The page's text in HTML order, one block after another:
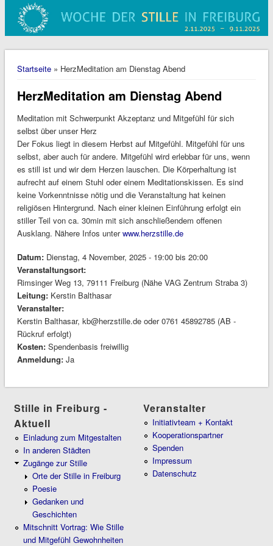
Sie sind hier
Startseite» HerzMeditation am Dienstag Abend
HerzMeditation am Dienstag Abend
Meditation mit Schwerpunkt Akzeptanz und Mitgefühl für sich
selbst über unser Herz
Der Fokus liegt in diesem Herbst auf Mitgefühl. Mitgefühl für uns
selbst, aber auch für andere. Mitgefühl wird erlebbar für uns, wenn
es still ist und wir dem Herzen lauschen. Die Körperhaltung ist
aufrecht auf einem Stuhl oder einem Meditationskissen. Es sind
keine Vorkenntnisse nötig und die Veranstaltung hat keinen
religiösen Hintergrund. Nach einer kleinen Einführung erfolgt ein
stiller Teil von ca. 30min mit sich anschließendem offenen
Ausklang. Nähere Infos unterwww.herzstille.de
Datum: Dienstag, 4 November, 2025 - 19:00bis 20:00
Veranstaltungsort:
Rimsinger Weg 13, 79111 Freiburg (Nähe VAG Zentrum Straba 3)
Leitung: Kerstin Balthasar
Veranstalter:
Kerstin Balthasar, kb@herzstille.de oder 0761 45892785 (AB -
Rückruf erfolgt)
Kosten: Spendenbasis freiwillig
Anmeldung: Ja
Stille in Freiburg -
Aktuell
Einladung zum Mitgestalten
In anderen Städten
Zugänge zur Stille
Orte der Stille in Freiburg
Poesie
Gedanken und
Geschichten
Mitschnitt Vortrag: Wie Stille
und Mitgefühl Gewohnheiten
Veranstalter
Initiativteam + Kontakt
Kooperationspartner
Spenden
Impressum
Datenschutz